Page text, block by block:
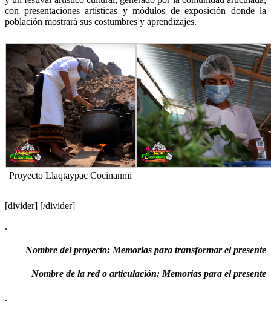
con presentaciones artísticas y módulos de exposición donde la
población mostrará sus costumbres y aprendizajes.
Proyecto Llaqtaypac Cocinanmi
[divider] [/divider]
.
Nombre del proyecto: Memorias para transformar el presente
Nombre de la red o articulación: Memorias para el presente
.